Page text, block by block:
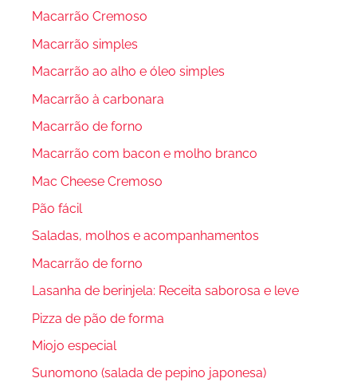
Macarrão Cremoso
Macarrão simples
Macarrão ao alho e óleo simples
Macarrão à carbonara
Macarrão de forno
Macarrão com bacon e molho branco
Mac Cheese Cremoso
Pão fácil
Saladas, molhos e acompanhamentos
Macarrão de forno
Lasanha de berinjela: Receita saborosa e leve
Pizza de pão de forma
Miojo especial
Sunomono (salada de pepino japonesa)